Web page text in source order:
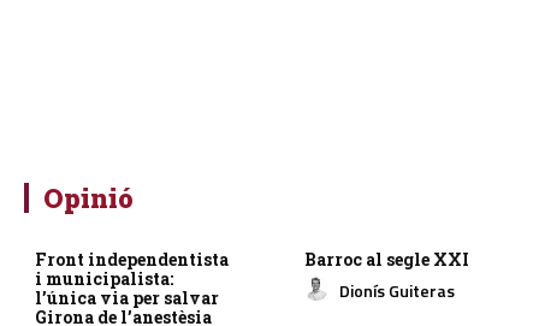
Opinió
Front independentista
i municipalista:
l’única via per salvar
Girona de l’anestèsia
Barroc al segle XXI
Dionís Guiteras